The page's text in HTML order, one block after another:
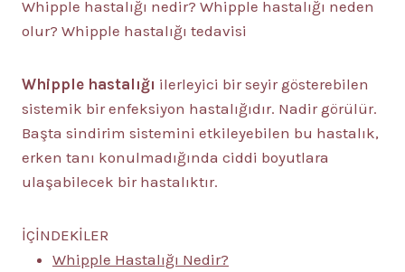
Whipple hastalığı nedir? Whipple hastalığı neden
olur? Whipple hastalığı tedavisi
Whipple hastalığı ilerleyici bir seyir gösterebilen
sistemik bir enfeksiyon hastalığıdır. Nadir görülür.
Başta sindirim sistemini etkileyebilen bu hastalık,
erken tanı konulmadığında ciddi boyutlara
ulaşabilecek bir hastalıktır.
İÇİNDEKİLER
Whipple Hastalığı Nedir?